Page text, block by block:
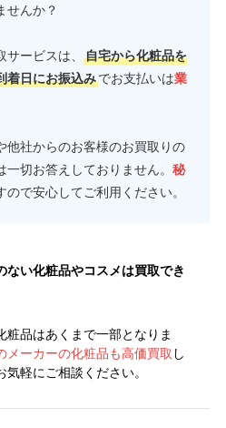
せんか？
ービスは、
自宅から化粧品を
着日にお振込みでお支払いは業
他社からのお客様のお買取りの
切お答えしておりません。 秘
ので安心してご利用ください。
ない化粧品やコスメは買取でき
粧品はあくまで一部となりま
メーカーの化粧品も高価買取 し
軽にご相談ください。